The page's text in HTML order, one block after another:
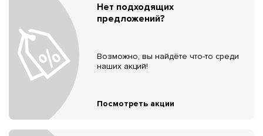
Нет подходящих
предложений?
Возможно, вы найдёте что-то среди
наших акций!
Посмотреть акции